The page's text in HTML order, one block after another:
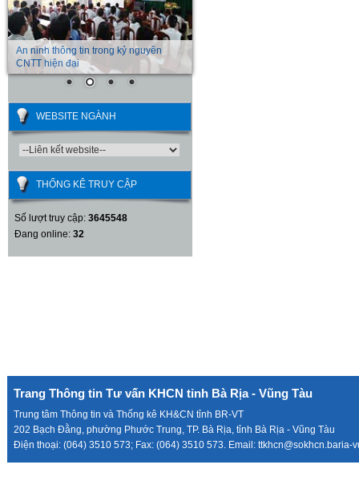
An ninh thông tin trong kỷ nguyên
CNTT hiện đại
WEBSITE NGÀNH
THỐNG KÊ TRUY CẬP
Số lượt truy cập: 3645548
Đang online: 32
Trang Thông tin Tư vấn KHCN tỉnh Bà Rịa - Vũng Tàu
Trung tâm Thông tin và Thống kê KH&CN tỉnh BR-VT
202 Bạch Đằng, phường Phước Trung, TP. Bà Rịa, tỉnh Bà Rịa - Vũng Tàu
Điện thoại: (064) 3510 573; Fax: (064) 3510 573. Email: ttkhcn@sokhcn.baria-